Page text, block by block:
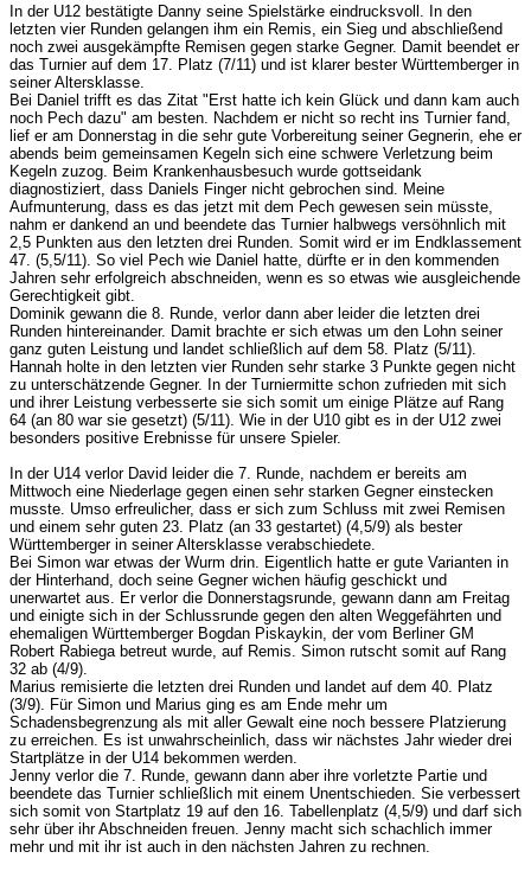
In der U12 bestätigte Danny seine Spielstärke eindrucksvoll. In den
letzten vier Runden gelangen ihm ein Remis, ein Sieg und abschließend
noch zwei ausgekämpfte Remisen gegen starke Gegner. Damit beendet er
das Turnier auf dem 17. Platz (7/11) und ist klarer bester Württemberger in
seiner Altersklasse.
Bei Daniel trifft es das Zitat "Erst hatte ich kein Glück und dann kam auch
noch Pech dazu" am besten. Nachdem er nicht so recht ins Turnier fand,
lief er am Donnerstag in die sehr gute Vorbereitung seiner Gegnerin, ehe er
abends beim gemeinsamen Kegeln sich eine schwere Verletzung beim
Kegeln zuzog. Beim Krankenhausbesuch wurde gottseidank
diagnostiziert, dass Daniels Finger nicht gebrochen sind. Meine
Aufmunterung, dass es das jetzt mit dem Pech gewesen sein müsste,
nahm er dankend an und beendete das Turnier halbwegs versöhnlich mit
2,5 Punkten aus den letzten drei Runden. Somit wird er im Endklassement
47. (5,5/11). So viel Pech wie Daniel hatte, dürfte er in den kommenden
Jahren sehr erfolgreich abschneiden, wenn es so etwas wie ausgleichende
Gerechtigkeit gibt.
Dominik gewann die 8. Runde, verlor dann aber leider die letzten drei
Runden hintereinander. Damit brachte er sich etwas um den Lohn seiner
ganz guten Leistung und landet schließlich auf dem 58. Platz (5/11).
Hannah holte in den letzten vier Runden sehr starke 3 Punkte gegen nicht
zu unterschätzende Gegner. In der Turniermitte schon zufrieden mit sich
und ihrer Leistung verbesserte sie sich somit um einige Plätze auf Rang
64 (an 80 war sie gesetzt) (5/11). Wie in der U10 gibt es in der U12 zwei
besonders positive Erebnisse für unsere Spieler.
In der U14 verlor David leider die 7. Runde, nachdem er bereits am
Mittwoch eine Niederlage gegen einen sehr starken Gegner einstecken
musste. Umso erfreulicher, dass er sich zum Schluss mit zwei Remisen
und einem sehr guten 23. Platz (an 33 gestartet) (4,5/9) als bester
Württemberger in seiner Altersklasse verabschiedete.
Bei Simon war etwas der Wurm drin. Eigentlich hatte er gute Varianten in
der Hinterhand, doch seine Gegner wichen häufig geschickt und
unerwartet aus. Er verlor die Donnerstagsrunde, gewann dann am Freitag
und einigte sich in der Schlussrunde gegen den alten Weggefährten und
ehemaligen Württemberger Bogdan Piskaykin, der vom Berliner GM
Robert Rabiega betreut wurde, auf Remis. Simon rutscht somit auf Rang
32 ab (4/9).
Marius remisierte die letzten drei Runden und landet auf dem 40. Platz
(3/9). Für Simon und Marius ging es am Ende mehr um
Schadensbegrenzung als mit aller Gewalt eine noch bessere Platzierung
zu erreichen. Es ist unwahrscheinlich, dass wir nächstes Jahr wieder drei
Startplätze in der U14 bekommen werden.
Jenny verlor die 7. Runde, gewann dann aber ihre vorletzte Partie und
beendete das Turnier schließlich mit einem Unentschieden. Sie verbessert
sich somit von Startplatz 19 auf den 16. Tabellenplatz (4,5/9) und darf sich
sehr über ihr Abschneiden freuen. Jenny macht sich schachlich immer
mehr und mit ihr ist auch in den nächsten Jahren zu rechnen.